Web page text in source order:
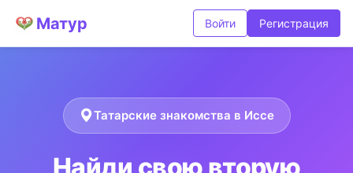
Матур Войти Регистрация
Татарские знакомства в Иссе